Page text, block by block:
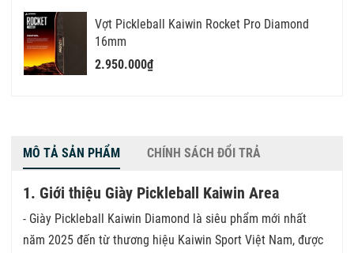
Vợt Pickleball Kaiwin Rocket Pro Diamond
16mm
2.950.000₫
MÔ TẢ SẢN PHẨM CHÍNH SÁCH ĐỔI TRẢ
1. Giới thiệu Giày Pickleball Kaiwin Area
- Giày Pickleball Kaiwin Diamond là siêu phẩm mới nhất
năm 2025 đến từ thương hiệu Kaiwin Sport Việt Nam, được